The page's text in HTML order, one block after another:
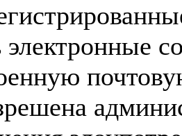
электронные